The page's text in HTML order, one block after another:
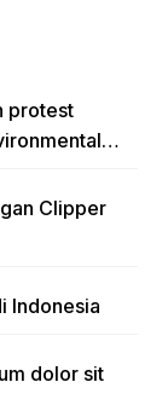
protest
Clipper
Indonesia
dolor sit